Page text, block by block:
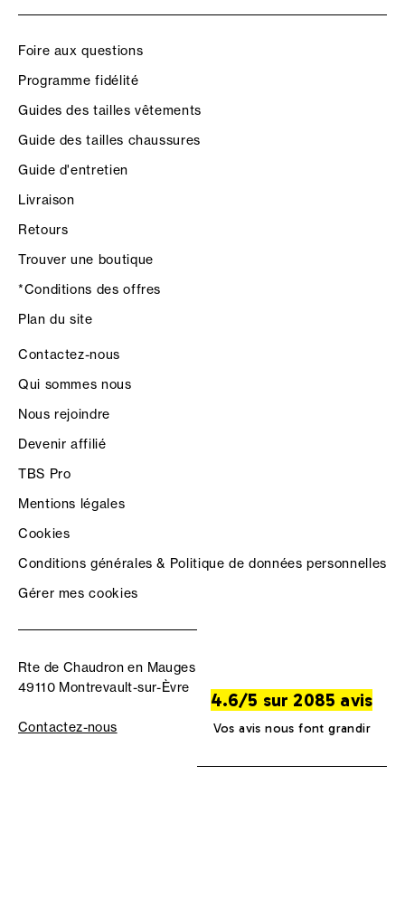
Foire aux questions
Programme fidélité
Guides des tailles vêtements
Guide des tailles chaussures
Guide d'entretien
Livraison
Retours
Trouver une boutique
*Conditions des offres
Plan du site
Contactez-nous
Qui sommes nous
Nous rejoindre
Devenir affilié
TBS Pro
Mentions légales
Cookies
Conditions générales & Politique de données personnelles
Gérer mes cookies
Rte de Chaudron en Mauges
49110 Montrevault-sur-Èvre
Contactez-nous
4.6/5 sur 2085 avis
Vos avis nous font grandir